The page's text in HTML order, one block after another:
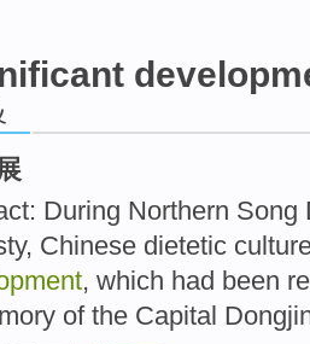
During Northern
Chinese dietetic
, which had been
of the Capital